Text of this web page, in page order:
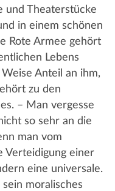
und Theaterstücke
in einem schönen
Rote Armee gehört
Lebens
Anteil an ihm,
zu den
– Man vergesse
so sehr an die
man vom
Verteidigung einer
eine universale.
moralisches